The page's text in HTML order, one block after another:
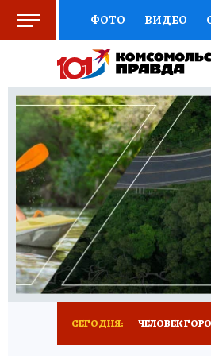
ФОТО ВИДЕО
СОЦПОДДЕРЖКА
ВЫБОР ЭКСПЕРТОВ
КНИЖНАЯ ПОЛКА
ПРЕСС-ЦЕНТР
РАДИО КП ТЕСТЫ
СЕГОДНЯ: ЧЕЛОВЕК